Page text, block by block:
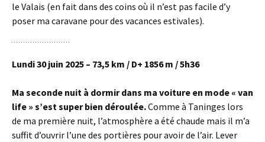
le Valais (en fait dans des coins où il n’est pas facile d’y
poser ma caravane pour des vacances estivales).
Lundi 30 juin 2025 – 73,5 km / D+ 1856 m / 5h36
Ma seconde nuit à dormir dans ma voiture en mode « van
life » s’est super bien déroulée.Comme à Taninges lors
de ma première nuit, l’atmosphère a été chaude mais il m’a
suffit d’ouvrir l’une des portières pour avoir de l’air. Lever